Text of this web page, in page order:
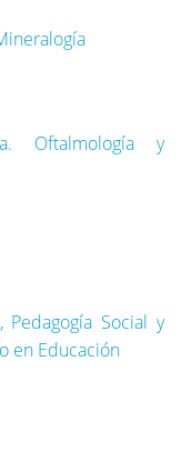
Oftalmología y
Social y
en Educación